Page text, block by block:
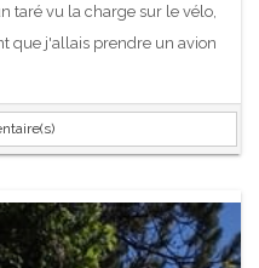
taré vu la charge sur le vélo,
que j'allais prendre un avion